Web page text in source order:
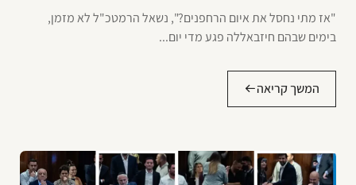
"אז מתי נחסל את איום הרחפנים?", נשאל הרמטכ"ל לא מזמן,
בימים שבהם חיזבאללה פגע מדי יום...
המשך קריאה